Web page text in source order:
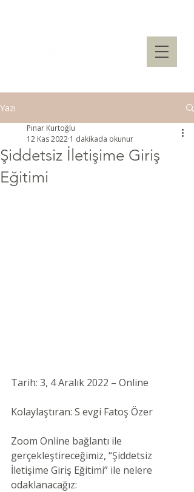
Yazı
Şiddetsiz İletişime Giriş
Eğitimi
Pınar Kurtoğlu
12 Kas 2022 1 dakikada okunur
Tarih: 3, 4 Aralık 2022 – Online
Kolaylaştıran: S evgi Fatoş Özer
Zoom Online bağlantı ile
gerçekleştireceğimiz, “Şiddetsiz
İletişime Giriş Eğitimi” ile nelere
odaklanacağız: